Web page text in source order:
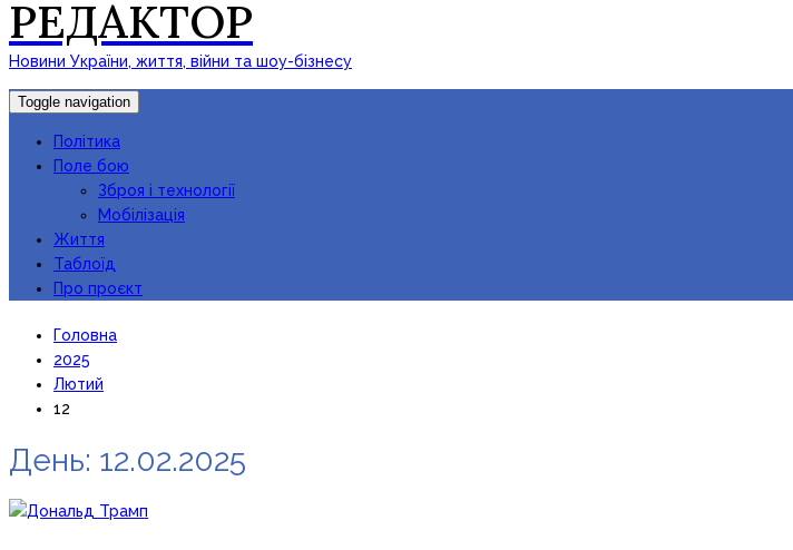
РЕДАКТОР
Новини України, життя, війни та шоу-бізнесу
Toggle navigation
Політика
Поле бою
Зброя і технології
Мобілізація
Життя
Таблоїд
Про проєкт
Головна
2025
Лютий
12
День: 12.02.2025